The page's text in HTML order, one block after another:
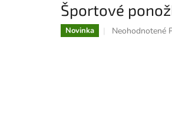
Športové
Novinka
Priemerné
Neohodnotené